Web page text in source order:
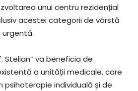
unui centru rezidențial
acestei categorii de vârstă
Stelian” va beneficia de
a unității medicale, care
psihoterapie individuală și de